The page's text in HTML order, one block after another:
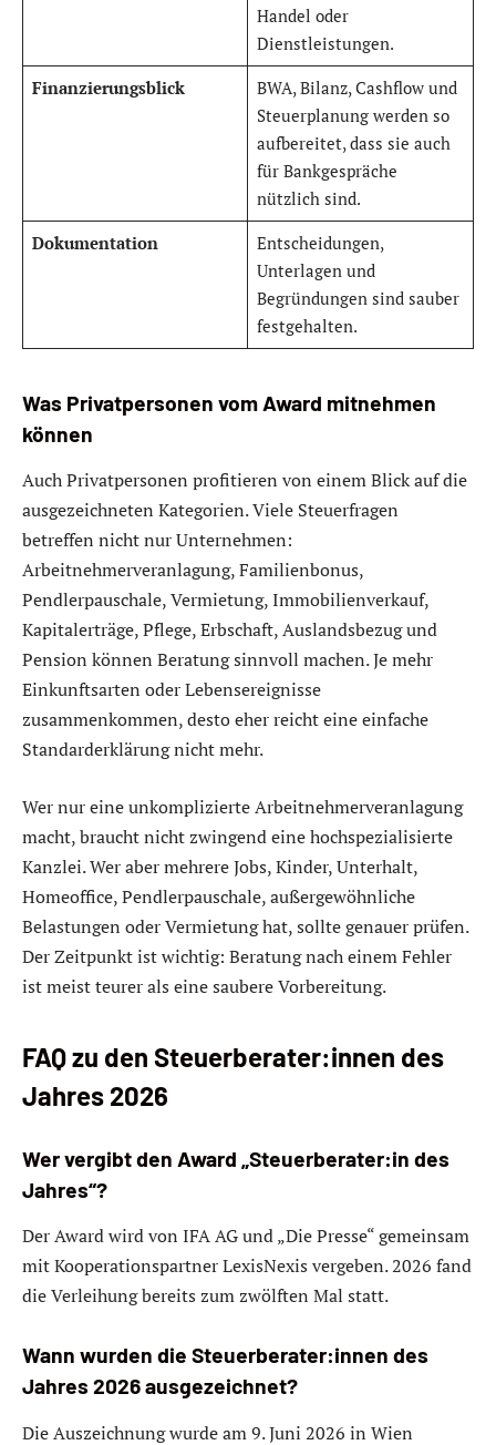
Handel oder
Dienstleistungen.
Finanzierungsblick
BWA, Bilanz, Cashflow und
Steuerplanung werden so
aufbereitet, dass sie auch
für Bankgespräche
nützlich sind.
Dokumentation
Entscheidungen,
Unterlagen und
Begründungen sind sauber
festgehalten.
Was Privatpersonen vom Award mitnehmen
können
Auch Privatpersonen profitieren von einem Blick auf die
ausgezeichneten Kategorien. Viele Steuerfragen
betreffen nicht nur Unternehmen:
Arbeitnehmerveranlagung, Familienbonus,
Pendlerpauschale, Vermietung, Immobilienverkauf,
Kapitalerträge, Pflege, Erbschaft, Auslandsbezug und
Pension können Beratung sinnvoll machen. Je mehr
Einkunftsarten oder Lebensereignisse
zusammenkommen, desto eher reicht eine einfache
Standarderklärung nicht mehr.
Wer nur eine unkomplizierte Arbeitnehmerveranlagung
macht, braucht nicht zwingend eine hochspezialisierte
Kanzlei. Wer aber mehrere Jobs, Kinder, Unterhalt,
Homeoffice, Pendlerpauschale, außergewöhnliche
Belastungen oder Vermietung hat, sollte genauer prüfen.
Der Zeitpunkt ist wichtig: Beratung nach einem Fehler
ist meist teurer als eine saubere Vorbereitung.
FAQ zu den Steuerberater:innen des
Jahres 2026
Wer vergibt den Award „Steuerberater:in des
Jahres“?
Der Award wird von IFA AG und „Die Presse“ gemeinsam
mit Kooperationspartner LexisNexis vergeben. 2026 fand
die Verleihung bereits zum zwölften Mal statt.
Wann wurden die Steuerberater:innen des
Jahres 2026 ausgezeichnet?
Die Auszeichnung wurde am 9. Juni 2026 in Wien